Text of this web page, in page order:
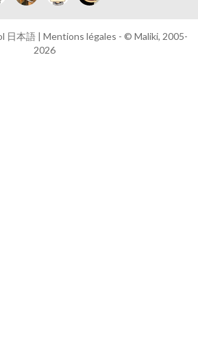
日本語 | Mentions légales - © Maliki, 2005-
2026